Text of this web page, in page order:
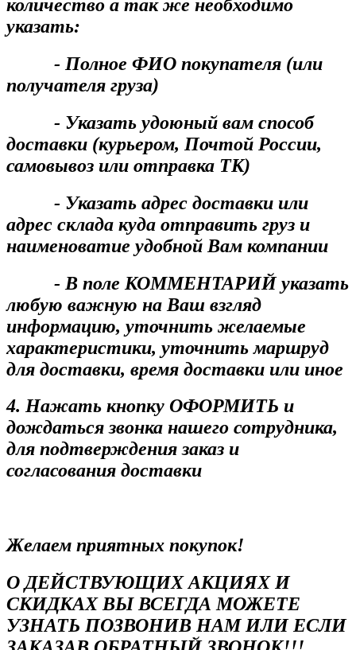
количество а так же необходимо
указать:
- Полное ФИО покупателя (или
получателя груза)
- Указать удоюный вам способ
доставки (курьером, Почтой России,
самовывоз или отправка ТК)
- Указать адрес доставки или
адрес склада куда отправить груз и
наименоватие удобной Вам компании
- В поле КОММЕНТАРИЙ указать
любую важную на Ваш взгляд
информацию, уточнить желаемые
характеристики, уточнить маршруд
для доставки, время доставки или иное
4. Нажать кнопку ОФОРМИТЬ и
дождаться звонка нашего сотрудника,
для подтверждения заказ и
согласования доставки
Желаем приятных покупок!
О ДЕЙСТВУЮЩИХ АКЦИЯХ И
СКИДКАХ ВЫ ВСЕГДА МОЖЕТЕ
УЗНАТЬ ПОЗВОНИВ НАМ ИЛИ ЕСЛИ